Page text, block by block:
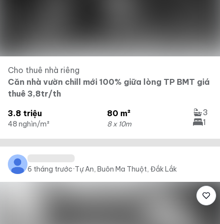
Cho thuê nhà riêng
Căn nhà vườn chill mới 100% giữa lòng TP BMT giá
thuê 3,8tr/th
3.8 triệu
48 nghìn/m²
80 m²
8 x 10m
3
1
6 tháng trước·Tự An, Buôn Ma Thuột, Đắk Lắk